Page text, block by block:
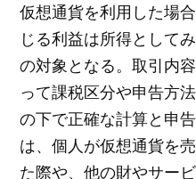
仮想通貨を利用した場
じる利益は所得として
の対象となる。取引内
って課税区分や申告方
の下で正確な計算と申
は、個人が仮想通貨を
た際や、他の財やサー